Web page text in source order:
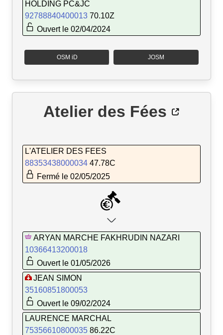
HOLDING PC&JC
92788840400013 70.10Z
Ouvert le 02/04/2024
OSM iD JOSM
Atelier des Fées
L'ATELIER DES FEES
88353438000034 47.78C
Fermé le 02/05/2025
ARYAN MARCHE FAKHRUDIN NAZARI
10366413200018
Ouvert le 01/05/2026
JEAN SIMON
35160851800053
Ouvert le 09/02/2024
LAURENCE MARCHAL
75356610800035 86.22C